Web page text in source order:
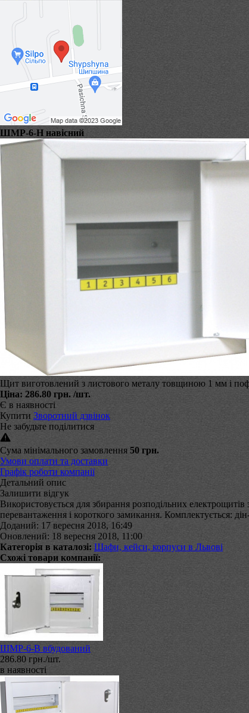
ШМР-6-Н навісний
Щит виготовлений з листового металу товщиною 1 мм і
Ціна: 286.80 грн. /шт.
Є в наявності
Купити Зворотний дзвінок
Не забудьте поділитися
Сума мінімального замовлення 50 грн.
Умови оплати та доставки
Графік роботи компанії
Детальний опис
Залишити відгук
Використовується для збирання розподільних
перевантаження і короткого замикання. Комплектується:
Доданий: 17 вересня 2018, 16:49
Оновлений: 18 вересня 2018, 11:00
Категорія в каталозі: Шафи, кейси, корпуси в Львові
Схожі товари компанії:
ШМР-6-В вбудований
286.80 грн./шт.
в наявності